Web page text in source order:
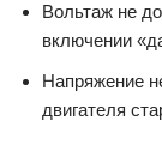
Вольтаж не
включении
Напряжение
двигателя